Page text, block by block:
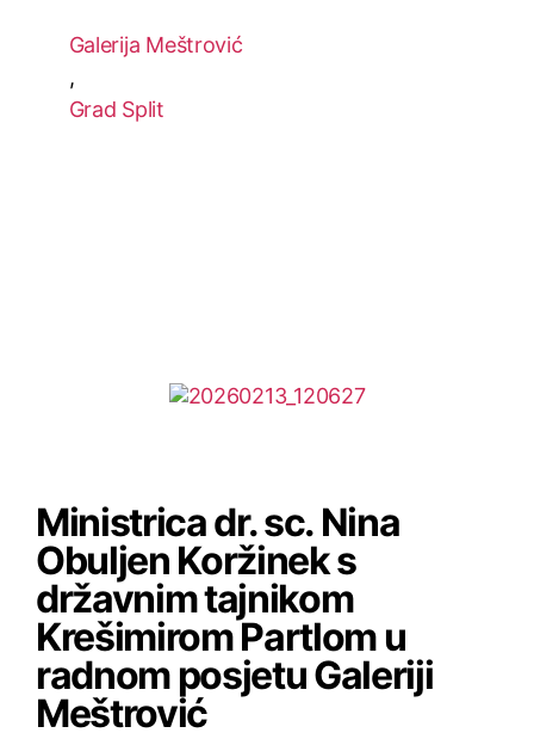
Galerija Meštrović
,
Grad Split
Ministrica dr. sc. Nina
Obuljen Koržinek s
državnim tajnikom
Krešimirom Partlom u
radnom posjetu Galeriji
Meštrović